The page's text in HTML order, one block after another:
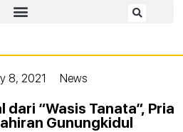
8, 2021 News
“Wasis Tanata”, Pria
Gunungkidul